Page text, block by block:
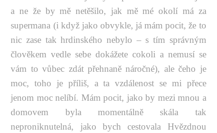
a ne že by mě netěšilo, jak mě mé okolí má za
supermana (i když jako obvykle, já mám pocit, že to
nic zase tak hrdinského nebylo – s tím správným
člověkem vedle sebe dokážete cokoli a nemusí se
vám to vůbec zdát přehnaně náročné), ale čeho je
moc, toho je příliš, a ta vzdálenost se mi přece
jenom moc nelíbí. Mám pocit, jako by mezi mnou a
domovem byla momentálně skála tak
neproniknutelná, jako bych cestovala Hvězdnou